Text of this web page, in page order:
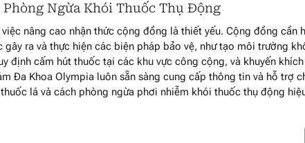
Ngừa Khói Thuốc Thụ Động
nâng cao nhận thức cộng đồng là thiết yếu. Cộng đồng cần
ra và thực hiện các biện pháp bảo vệ, như tạo môi trường
định cấm hút thuốc tại các khu vực công cộng, và khuyến khích
Đa Khoa Olympia luôn sẵn sàng cung cấp thông tin và hỗ trợ
lá và cách phòng ngừa phơi nhiễm khói thuốc thụ động